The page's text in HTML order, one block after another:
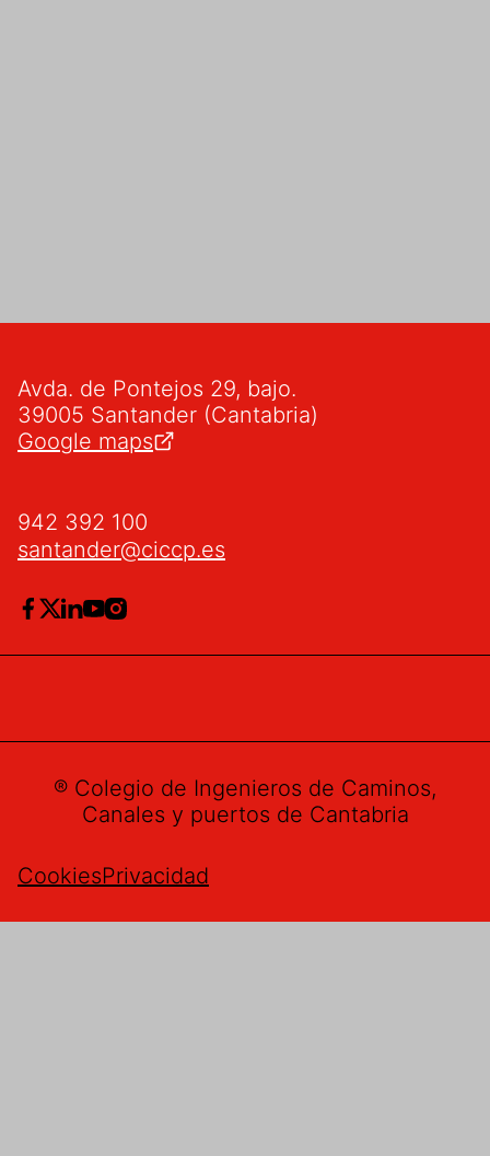
Avda. de Pontejos 29, bajo.
39005 Santander (Cantabria)
Google maps
942 392 100
santander@ciccp.es
® Colegio de Ingenieros de Caminos,
Canales y puertos de Cantabria
CookiesPrivacidad